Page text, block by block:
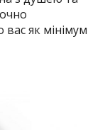
вас як мінімум